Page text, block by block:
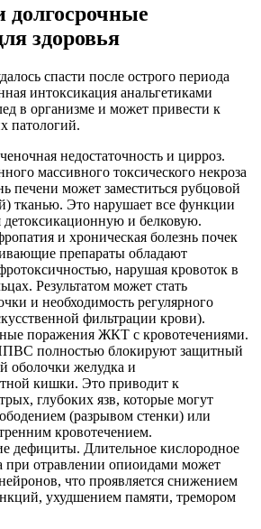
здоровья
спасти после острого периода
интоксикация анальгетиками
в организме и может привести к
патологий.
недостаточность и цирроз.
массивного токсического некроза
печени может заместиться рубцовой
тканью. Это нарушает все функции
детоксикационную и белковую.
и хроническая болезнь почек
препараты обладают
нарушая кровоток в
Результатом может стать
и необходимость регулярного
фильтрации крови).
поражения ЖКТ с кровотечениями.
полностью блокируют защитный
оболочки желудка и
кишки. Это приводит к
глубоких язв, которые могут
(разрывом стенки) или
кровотечением.
дефициты. Длительное кислородное
при отравлении опиоидами может
что проявляется снижением
ухудшением памяти, тремором